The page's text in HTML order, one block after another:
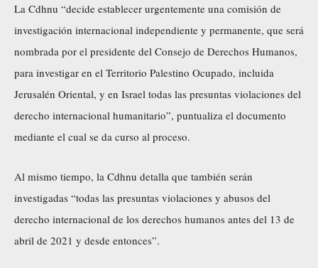
La Cdhnu “decide establecer urgentemente una comisión de
investigación internacional independiente y permanente, que será
nombrada por el presidente del Consejo de Derechos Humanos,
para investigar en el Territorio Palestino Ocupado, incluida
Jerusalén Oriental, y en Israel todas las presuntas violaciones del
derecho internacional humanitario”, puntualiza el documento
mediante el cual se da curso al proceso.
Al mismo tiempo, la Cdhnu detalla que también serán
investigadas “todas las presuntas violaciones y abusos del
derecho internacional de los derechos humanos antes del 13 de
abril de 2021 y desde entonces”.